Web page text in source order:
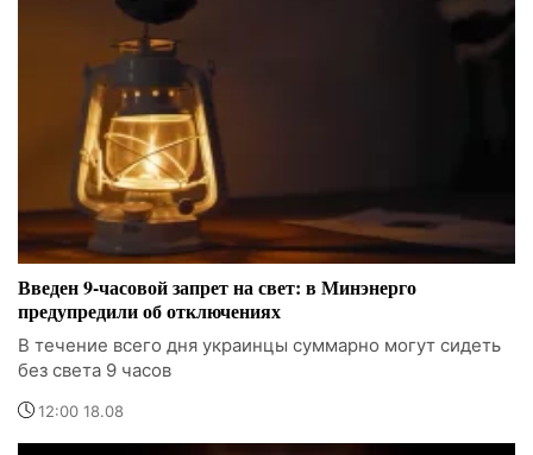
Введен 9-часовой запрет на свет: в Минэнерго
предупредили об отключениях
В течение всего дня украинцы суммарно могут сидеть
без света 9 часов
12:00 18.08